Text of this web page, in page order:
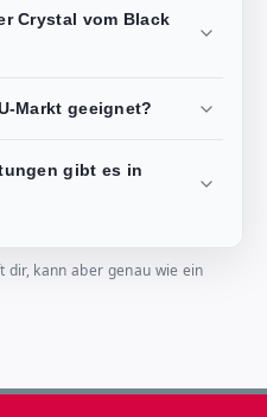
Crystal vom Black
Markt geeignet?
gibt es in
kann aber genau wie ein